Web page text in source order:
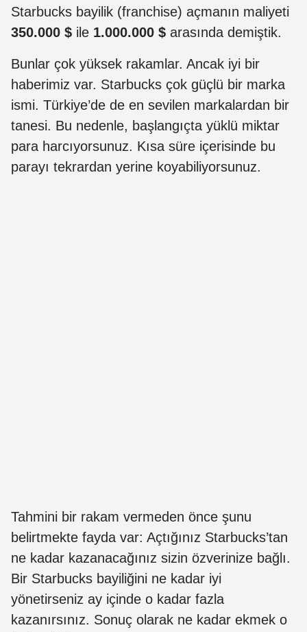
Starbucks bayilik (franchise) açmanın maliyeti
350.000 $ ile 1.000.000 $ arasında demiştik.
Bunlar çok yüksek rakamlar. Ancak iyi bir
haberimiz var. Starbucks çok güçlü bir marka
ismi. Türkiye’de de en sevilen markalardan bir
tanesi. Bu nedenle, başlangıçta yüklü miktar
para harcıyorsunuz. Kısa süre içerisinde bu
parayı tekrardan yerine koyabiliyorsunuz.
Tahmini bir rakam vermeden önce şunu
belirtmekte fayda var: Açtığınız Starbucks’tan
ne kadar kazanacağınız sizin özverinize bağlı.
Bir Starbucks bayiliğini ne kadar iyi
yönetirseniz ay içinde o kadar fazla
kazanırsınız. Sonuç olarak ne kadar ekmek o